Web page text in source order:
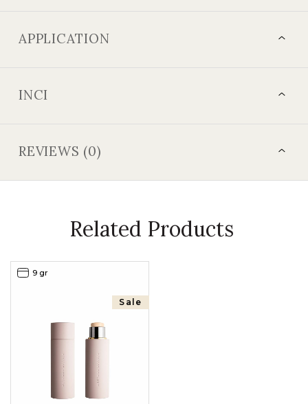
APPLICATION
INCI
REVIEWS (0)
Related Products
Sale
9 gr